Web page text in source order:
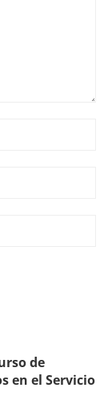
de
en el Servicio